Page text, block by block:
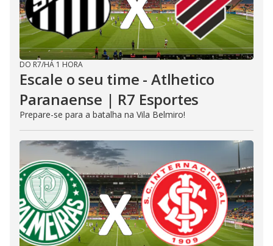
DO R7/HÁ 1 HORA
Escale o seu time - Atlhetico
Paranaense | R7 Esportes
Prepare-se para a batalha na Vila Belmiro!